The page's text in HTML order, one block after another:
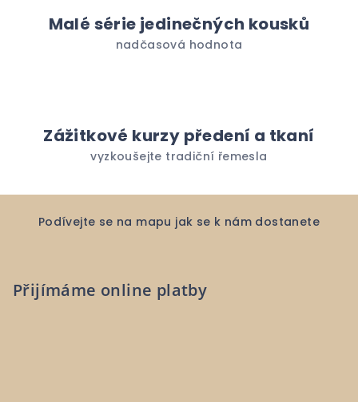
Malé série jedinečných kousků
nadčasová hodnota
Zážitkové kurzy předení a tkaní
vyzkoušejte tradiční řemesla
Podívejte se na mapu jak se k nám dostanete
Přijímáme online platby